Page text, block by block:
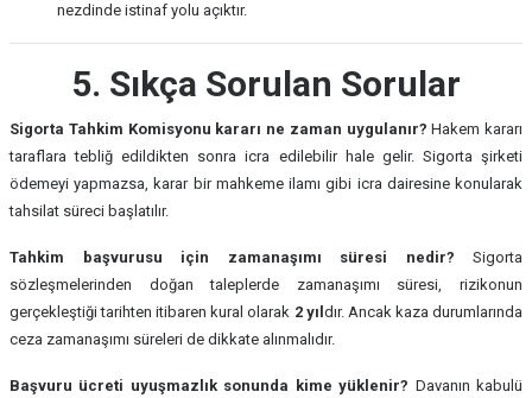
nezdinde istinaf yolu açıktır.
5. Sıkça Sorulan Sorular
Sigorta Tahkim Komisyonu kararı ne zaman uygulanır? Hakem kararı
taraflara tebliğ edildikten sonra icra edilebilir hale gelir. Sigorta şirketi
ödemeyi yapmazsa, karar bir mahkeme ilamı gibi icra dairesine konularak
tahsilat süreci başlatılır.
Tahkim başvurusu için zamanaşımı süresi nedir? Sigorta
sözleşmelerinden doğan taleplerde zamanaşımı süresi, rizikonun
gerçekleştiği tarihten itibaren kural olarak 2 yıl dır. Ancak kaza durumlarında
ceza zamanaşımı süreleri de dikkate alınmalıdır.
Başvuru ücreti uyuşmazlık sonunda kime yüklenir? Davanın kabulü